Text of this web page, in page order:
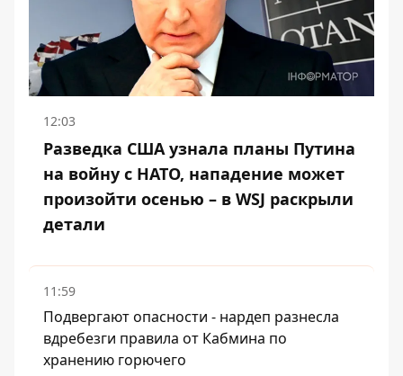
12:03
Разведка США узнала планы Путина
на войну с НАТО, нападение может
произойти осенью – в WSJ раскрыли
детали
11:59
Подвергают опасности - нардеп разнесла
вдребезги правила от Кабмина по
хранению горючего